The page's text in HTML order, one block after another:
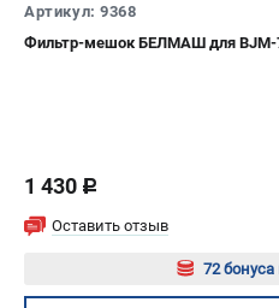
Артикул: 9368
Фильтр-мешок БЕЛМАШ для BJM-
1 430 c
Оставить отзыв
72 бонуса